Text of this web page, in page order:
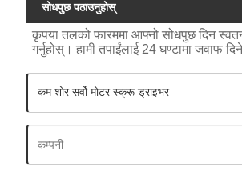
सोधपुछ पठाउनुहोस्
कृपया तलको फारममा आफ्नो सोधपुछ दिन
गर्नुहोस्। हामी तपाईंलाई 24 घण्टामा जवाफ